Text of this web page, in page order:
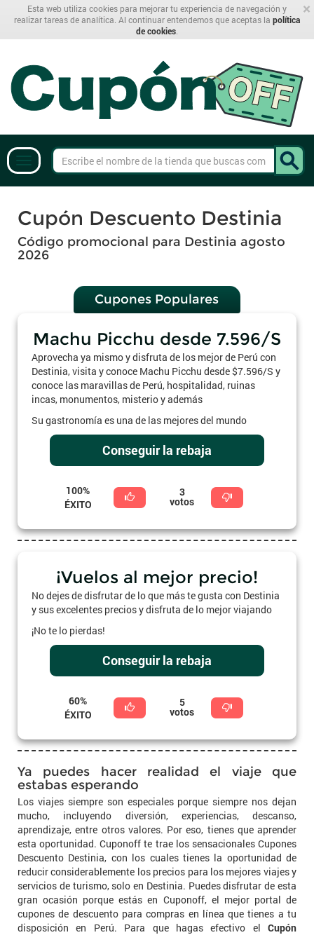
×
Esta web utiliza cookies para mejorar tu experiencia de navegación y
realizar tareas de analítica. Al continuar entendemos que aceptas la política
de cookies
Cupón Descuento Destinia
Código promocional para Destinia agosto
2026
Cupones Populares
Machu Picchu desde 7.596/S
Aprovecha ya mismo y disfruta de los mejor de Perú con
Destinia, visita y conoce Machu Picchu desde $7.596/S y
conoce las maravillas de Perú, hospitalidad, ruinas
incas, monumentos, misterio y además
Su gastronomía es una de las mejores del mundo
Conseguir la rebaja
100%
ÉXITO
3
votos
¡Vuelos al mejor precio!
No dejes de disfrutar de lo que más te gusta con Destinia
y sus excelentes precios y disfruta de lo mejor viajando
¡No te lo pierdas!
Conseguir la rebaja
60%
ÉXITO
5
votos
Ya puedes hacer realidad el viaje que
estabas esperando
Los viajes siempre son especiales porque siempre nos dejan
mucho, incluyendo diversión, experiencias, descanso,
aprendizaje, entre otros valores. Por eso, tienes que aprender
esta oportunidad. Cuponoff te trae los sensacionales Cupones
Descuento Destinia, con los cuales tienes la oportunidad de
reducir considerablemente los precios para los mejores viajes y
servicios de turismo, solo en Destinia. Puedes disfrutar de esta
gran ocasión porque estás en Cuponoff, el mejor portal de
cupones de descuento para compras en línea que tienes a tu
disposición en Perú. Para que hagas efectivo el Cupón